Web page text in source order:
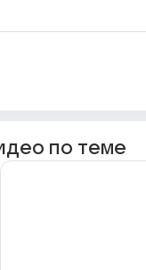
по теме